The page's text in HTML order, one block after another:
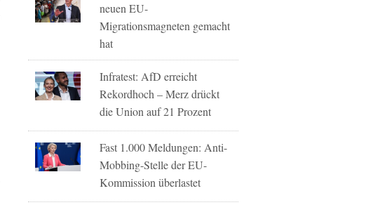
neuen EU-
Migrationsmagneten gemacht
hat
Infratest: AfD erreicht
Rekordhoch – Merz drückt
die Union auf 21 Prozent
Fast 1.000 Meldungen: Anti-
Mobbing-Stelle der EU-
Kommission überlastet